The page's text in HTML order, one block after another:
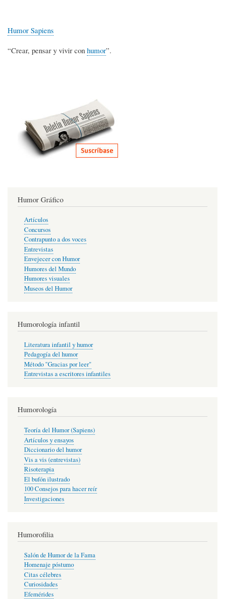
Humor Sapiens
“Crear, pensar y vivir con humor”.
Humor Gráfico
Artículos
Concursos
Contrapunto a dos voces
Entrevistas
Envejecer con Humor
Humores del Mundo
Humores visuales
Museos del Humor
Humorología infantil
Literatura infantil y humor
Pedagogía del humor
Método "Gracias por leer"
Entrevistas a escritores infantiles
Humorología
Teoría del Humor (Sapiens)
Artículos y ensayos
Diccionario del humor
Vis a vis (entrevistas)
Risoterapia
El bufón ilustrado
100 Consejos para hacer reír
Investigaciones
Humorofilia
Salón de Humor de la Fama
Homenaje póstumo
Citas célebres
Curiosidades
Efemérides